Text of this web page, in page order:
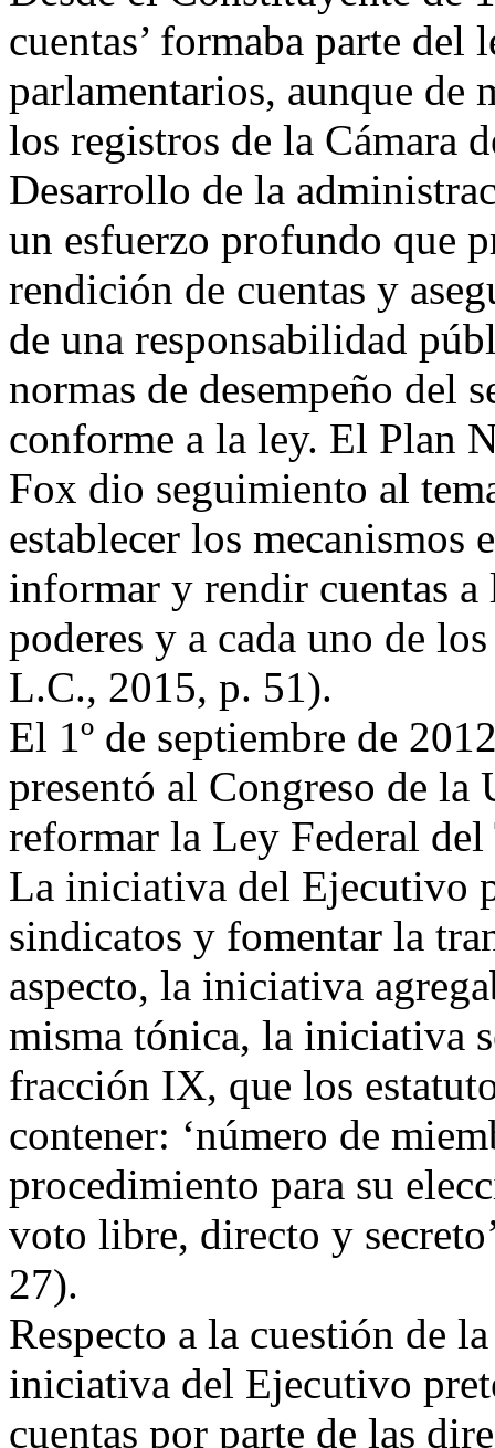
cuentas’ formaba parte del
parlamentarios, aunque de
los registros de la Cámara
Desarrollo de la
un esfuerzo profundo que
rendición de cuentas y
de una responsabilidad
normas de desempeño del
conforme a la ley. El Plan
Fox dio seguimiento al
establecer los mecanismos
informar y rendir cuentas a
poderes y a cada uno de
L.C., 2015, p. 51).
El 1º de septiembre de
presentó al Congreso de
reformar la Ley Federal
La iniciativa del Ejecutivo
sindicatos y fomentar la
aspecto, la iniciativa
misma tónica, la iniciativa
fracción IX, que los
contener: ‘número de
procedimiento para su
voto libre, directo y
27).
Respecto a la cuestión de
iniciativa del Ejecutivo
cuentas por parte de las